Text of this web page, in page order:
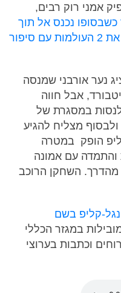
נכנס אל תוך
עולם התורה. ברק משלב בתוכו את 2 העולמות עם סיפור
נער אורבני שמנסה
אבל חווה
לנסות במסגרת של
מצליח להגיע
הופק במטרה
עם אמונה
מהדרך. השחקן הרוכב
סינגל-קליפ בשם
במגזר הכללי
וכתבות בערוצי